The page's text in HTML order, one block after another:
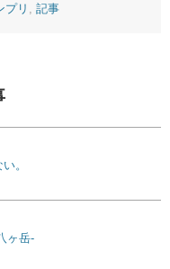
プリ 記事
。
ヶ岳-